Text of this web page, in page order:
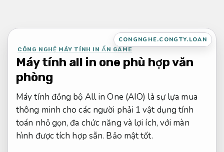
nội
dung
CONGNGHE.CONGTY.LOAN
CÔNG NGHỆ MÁY TÍNH IN ẤN GAME
Máy tính all in one phù hợp văn
phòng
Máy tính đồng bộ All in One (AIO) là sự lựa mua
thông minh cho các người phải 1 vật dụng tính
toán nhỏ gọn, đa chức năng và lợi ích, với màn
hình được tích hợp sẵn. Bảo mật tốt.